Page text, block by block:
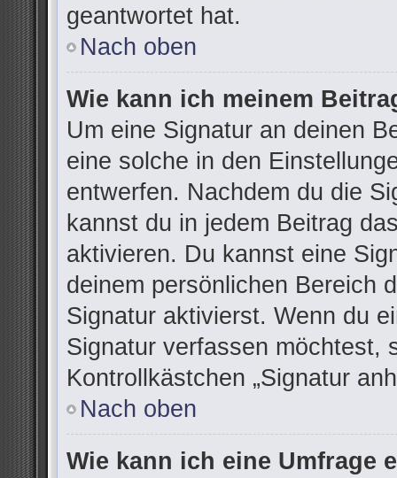
geantwortet hat.
Nach oben
Wie kann ich meinem
Um eine Signatur an deinen
eine solche in den
entwerfen. Nachdem du die
kannst du in jedem Beitrag
aktivieren. Du kannst eine
deinem persönlichen Bereich
Signatur aktivierst. Wenn du
Signatur verfassen möchtest,
Kontrollkästchen „Signatur
Nach oben
Wie kann ich eine Umfrage